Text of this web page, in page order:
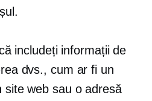
includeți informații de
dvs., cum ar fi un
site web sau o adresă